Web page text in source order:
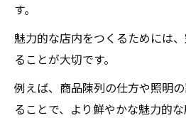
す。
魅力的な店内をつくるためには
ることが大切です。
例えば、商品陳列の仕方や照明
ることで、より鮮やかな魅力的